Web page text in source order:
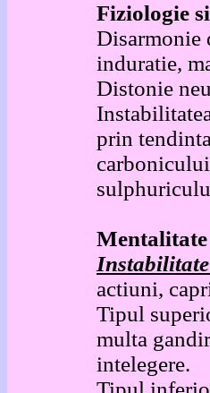
Fiziologie
Disarmonie
induratie,
Distonie
prin
Mentalitate
actiuni,
Tipul
multa
intelegere.